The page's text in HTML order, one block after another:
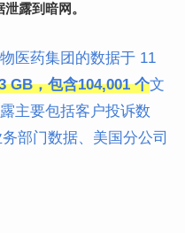
露到暗网。
医药集团的数据于 11
GB，包含104,001 个文
主要包括客户投诉数
部门数据、美国分公司